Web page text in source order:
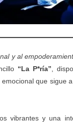
y al
“La P*ría”,
que sigue
vibrantes y una